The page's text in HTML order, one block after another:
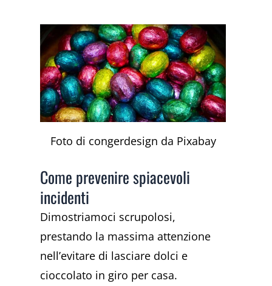
Foto di congerdesign da Pixabay
Come prevenire spiacevoli
incidenti
Dimostriamoci scrupolosi,
prestando la massima attenzione
nell’evitare di lasciare dolci e
cioccolato in giro per casa.